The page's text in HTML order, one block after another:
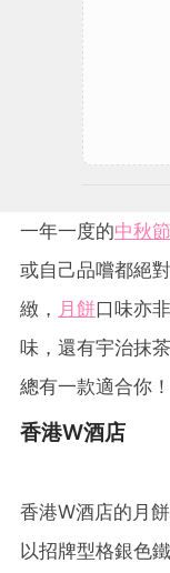
一年一度的中秋節
或自己品嚐都絕
緻， 月餅口味亦
味，還有宇治抹
總有一款適合你！
香港W酒店
香港W酒店的月
以招牌型格銀色